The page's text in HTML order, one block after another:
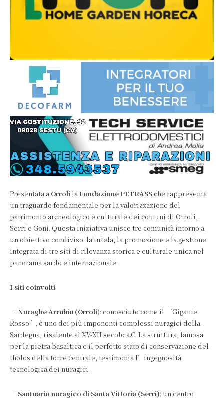
Presentata a Orrolila Fondazione PETRASSche rappresenta
un traguardo fondamentale per la valorizzazione del
patrimonio archeologico e culturale dei comuni di Orroli,
Serri e Goni. Questa iniziativa unisce tre comunità intorno a
un obiettivo condiviso: la tutela, la promozione e la gestione
integrata di tre siti di rilevanza storica e culturale unica nel
panorama sardo e internazionale.
I siti coinvolti
• Nuraghe Arrubiu (Orroli): conosciuto come il “Gigante
Rosso”, è uno dei più imponenti complessi nuragici della
Sardegna, risalente al XV-XII secolo a.C. La struttura, famosa
per la pietra basaltica e il perfetto stato di conservazione del
tholos della torre centrale, testimonia l’ingegnosità
tecnologica dei nuragici.
• Santuario nuragico di Santa Vittoria (Serri): un centro